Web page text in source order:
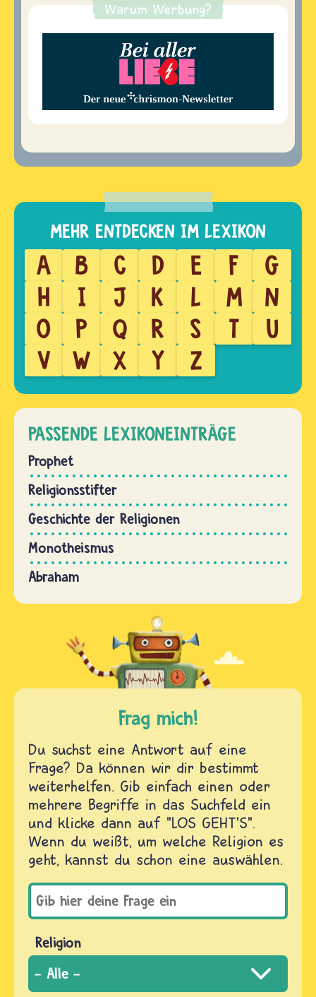
Warum Werbung?
A B C D E F
G
H
I J K L M
N
O
P Q R S T
U
V
W X Y Z
PASSENDE LEXIKONEINTRÄGE
Prophet
Religionsstifter
Geschichte der Religionen
Monotheismus
Abraham
Frag mich!
Du suchst eine Antwort auf eine
Frage? Da können wir dir bestimmt
weiterhelfen. Gib einfach einen oder
mehrere Begriffe in das Suchfeld ein
und klicke dann auf "LOS GEHT'S".
Wenn du weißt, um welche Religion es
geht, kannst du schon eine auswählen.
Religion